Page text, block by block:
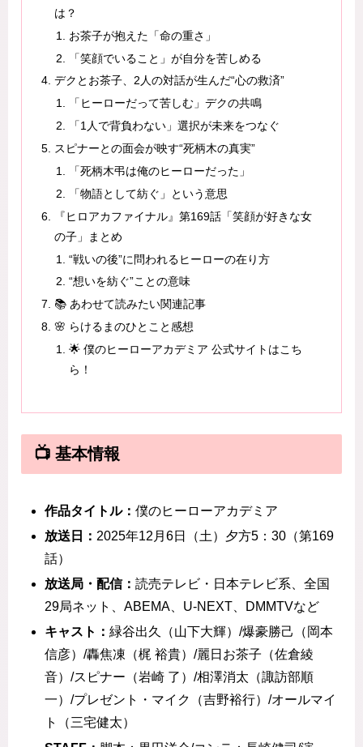
は？
お茶子が抱えた「命の重さ」
「笑顔でいること」が自分を苦しめる
デクとお茶子、2人の対話が生んだ“心の救済”
「ヒーローだって苦しむ」デクの共鳴
「1人で背負わない」選択が未来をつなぐ
スピナーとの面会が映す“死柄木の真実”
「死柄木弔は俺のヒーローだった」
「物語として紡ぐ」という意思
『ヒロアカファイナル』第169話「笑顔が好きな女
の子」まとめ
“戦いの後”に問われるヒーローの在り方
“想いを紡ぐ”ことの意味
📚 あわせて読みたい関連記事
🌸 らけるまのひとこと感想
🌟 僕のヒーローアカデミア 公式サイトはこち
ら！
📺 基本情報
作品タイトル：僕のヒーローアカデミア
放送日： 2025年12月6日（土）夕方5：30（第169
話）
放送局・配信：読売テレビ・日本テレビ系、全国
29局ネット、ABEMA、U-NEXT、DMMTVなど
キャスト：緑谷出久（山下大輝）/爆豪勝己（岡本
信彦）/轟焦凍（梶 裕貴）/麗日お茶子（佐倉綾
音）/スピナー（岩崎 了）/相澤消太（諏訪部順
一）/プレゼント・マイク（吉野裕行）/オールマイ
ト（三宅健太）